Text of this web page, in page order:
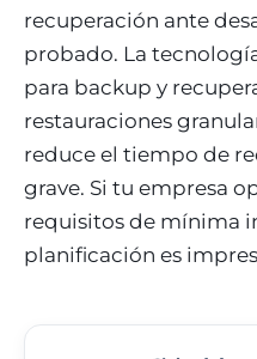
recuperación ante
probado. La
para backup y
restauraciones
reduce el tiempo de
grave. Si tu empresa
requisitos de mínima
planificación es